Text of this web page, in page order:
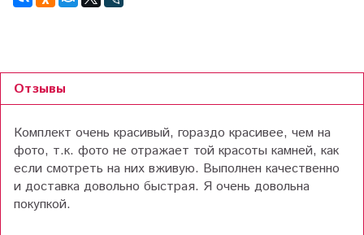
Отзывы
Комплект очень красивый, гораздо красивее, чем на
фото, т.к. фото не отражает той красоты камней, как
если смотреть на них вживую. Выполнен качественно
и доставка довольно быстрая. Я очень довольна
покупкой.